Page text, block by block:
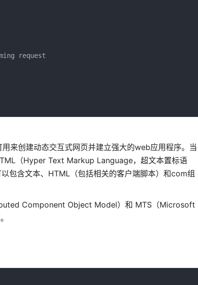
request
来创建动态交互式网页并建立强大的web应用程序。当
（Hyper Text Markup Language，超文本置标语
包含文本、HTML（包括相关的客户端脚本）和com组
Component Object Model）和 MTS（Microsoft